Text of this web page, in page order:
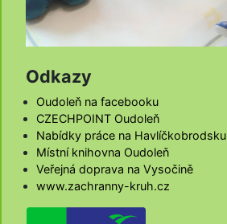
Odkazy
Oudoleň na facebooku
CZECHPOINT Oudoleň
Nabídky práce na Havlíčkobrodsku
Místní knihovna Oudoleň
Veřejná doprava na Vysočině
www.zachranny-kruh.cz